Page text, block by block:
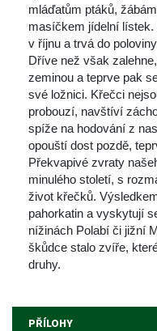
mláďatům ptáků,
masíčkem jídelní
v říjnu a trvá do
Dříve než však
zeminou a teprve pak
vé ložnici. Křečci
probouzí, navštíví
píže na hodování z
opouští dost pozdě,
Překvapivé zvraty
minulého století, s
život křečků.
pahorkatin a vyskytují
nížinách Polabí či jižní
škůdce stalo zvíře,
druhy.
PŘÍLOHY